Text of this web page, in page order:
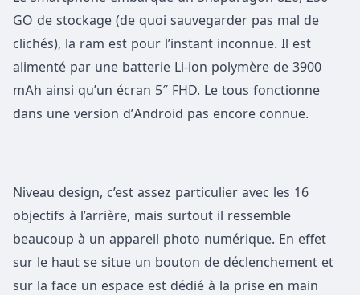
GO de stockage (de quoi sauvegarder pas mal de
clichés), la ram est pour l’instant inconnue. Il est
alimenté par une batterie Li-ion polymère de 3900
mAh ainsi qu’un écran 5″ FHD. Le tous fonctionne
dans une version d’Android pas encore connue.
Niveau design, c’est assez particulier avec les 16
objectifs à l’arrière, mais surtout il ressemble
beaucoup à un appareil photo numérique. En effet
sur le haut se situe un bouton de déclenchement et
sur la face un espace est dédié à la prise en main